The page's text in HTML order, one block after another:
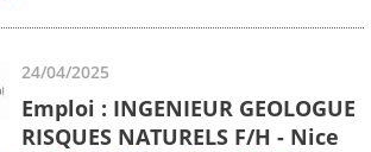
24/04/2025
Emploi : INGENIEUR GEOLOGUE
RISQUES NATURELS F/H - Nice